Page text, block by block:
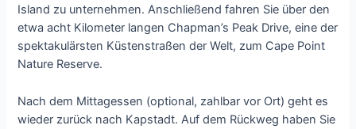
Island zu unternehmen. Anschließend fahren Sie über den
etwa acht Kilometer langen Chapman’s Peak Drive, eine der
spektakulärsten Küstenstraßen der Welt, zum Cape Point
Nature Reserve.
Nach dem Mittagessen (optional, zahlbar vor Ort) geht es
wieder zurück nach Kapstadt. Auf dem Rückweg haben Sie